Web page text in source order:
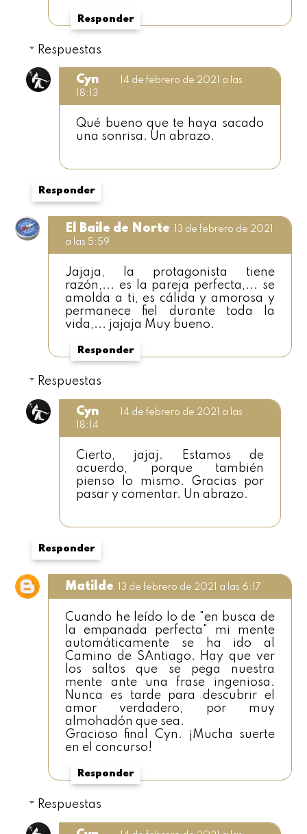
Responder
Respuestas
Cyn
14 de febrero de 2021 a las
18:13
Qué bueno que te haya sacado
una sonrisa. Un abrazo.
Responder
El Baile de Norte
13 de febrero de 2021
a las 5:59
Jajaja, la protagonista tiene
razón,... es la pareja perfecta,... se
amolda a ti, es cálida y amorosa y
permanece fiel durante toda la
vida,... jajaja Muy bueno.
Responder
Respuestas
Cyn
14 de febrero de 2021 a las
18:14
Cierto, jajaj. Estamos de
acuerdo, porque también
pienso lo mismo. Gracias por
pasar y comentar. Un abrazo.
Responder
Matilde 13 de febrero de 2021 a las 6:17
Cuando he leído lo de "en busca de
la empanada perfecta" mi mente
automáticamente se ha ido al
Camino de SAntiago. Hay que ver
los saltos que se pega nuestra
mente ante una frase ingeniosa.
Nunca es tarde para descubrir el
amor verdadero, por muy
almohadón que sea.
Gracioso final Cyn. ¡Mucha suerte
en el concurso!
Responder
Respuestas